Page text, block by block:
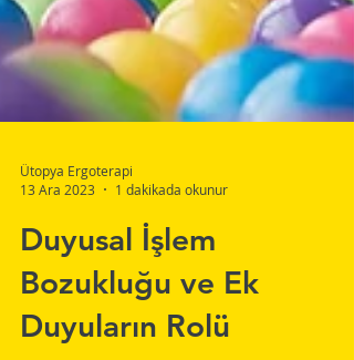
Ütopya Ergoterapi
13 Ara 2023
1 dakikada okunur
Duyusal İşlem
Bozukluğu ve Ek